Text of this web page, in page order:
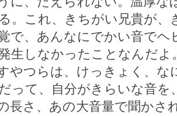
。これ、きちがい兄貴が、
で、あんなにでかい音でヘ
生しなかったことなんだよ
やつらは、けっきょく、な
って、自分がきらいな音を
長さ、あの大音量で聞かさ